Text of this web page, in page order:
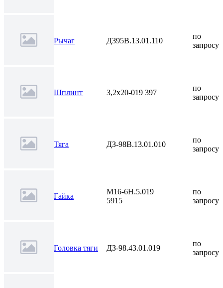
Рычаг Д395В.13.01.110
по
запросу
Шплинт 3,2х20-019 397
по
запросу
Тяга ДЗ-98В.13.01.010
по
запросу
Гайка
М16-6H.5.019
5915
по
запросу
Головка тяги ДЗ-98.43.01.019
по
запросу